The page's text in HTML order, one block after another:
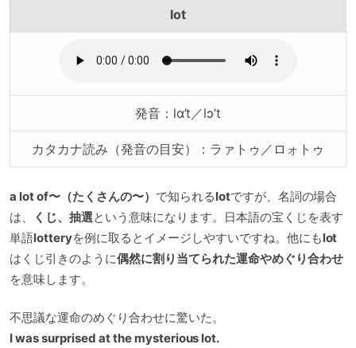
lot
発音：lɑ’t／lɔ’t
カタカナ読み（発音の目安）：ラァトゥ／ロォトゥ
a lot of〜（たくさんの〜） で知られるlotですが、名詞の場合
は、
くじ、抽選という意味になります。日本語の宝くじを表す
単語lotteryを例に取るとイメージしやすいですね。他にもlot
はくじ引きのように偶然に割り当てられた運命やめぐり合わせ
を意味します。
不思議な運命のめぐり合わせに驚いた。
I was surprised at the mysterious lot.